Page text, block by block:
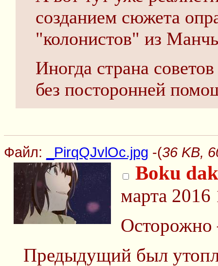
созданием сюжета
"колонистов" из
Иногда страна
без посторонней
Файл: _PirqQJvlOc.jpg -(36 KB,
Boku
марта 2016
Предыдущий был